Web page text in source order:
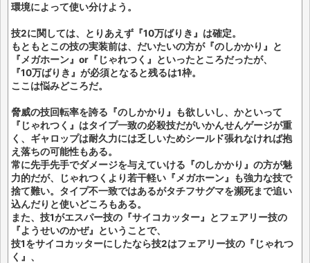
環境によって使い分けよう。
技2に関しては、とりあえず『10万ばりき』は確定。
もともとこの技の実装前は、だいたいの方が『のしかかり』と
『メガホーン』or『じゃれつく』といったところだったが、
『10万ばりき』が必須となると残るは1枠。
ここは悩みどころだ。
脅威の技回転率を誇る『のしかかり』も欲しいし、かといって
『じゃれつく』はタイプ一致の必殺技だがいかんせんゲージが重
く、ギャロップは耐久力には乏しいためシールド張れなければ抱
え落ちの可能性もある。
常に先手先手でダメージを与えていける『のしかかり』の方が魅
力的だが、じゃれつくより若干軽い『メガホーン』も強力な技で
捨て難い。タイプ不一致ではあるがタチフサグマを瀕死まで追い
込んだりと使いどころもある。
また、技1がエスパー技の『サイコカッター』とフェアリー技の
『ようせいのかぜ』ということで、
技1をサイコカッターにしたなら技2はフェアリー技の『じゃれつ
く』、